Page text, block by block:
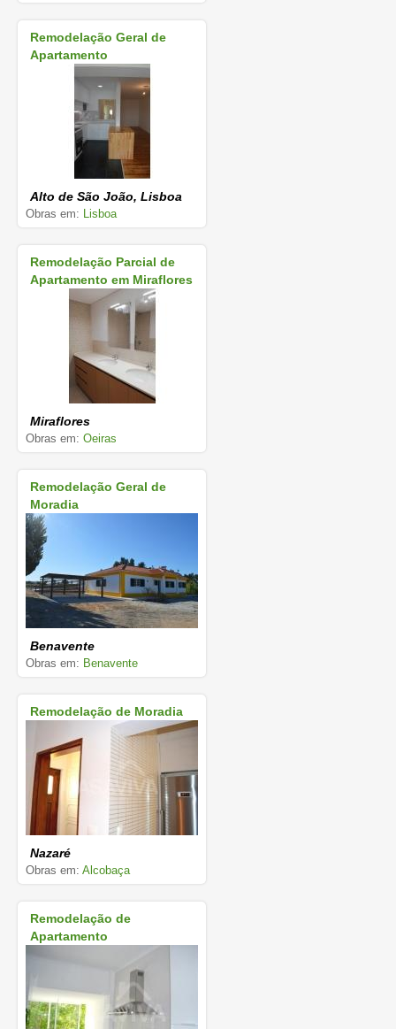
Remodelação Geral de
Apartamento
Alto de São João, Lisboa
Obras em: Lisboa
Remodelação Parcial de
Apartamento em Miraflores
Miraflores
Obras em: Oeiras
Remodelação Geral de
Moradia
Benavente
Obras em: Benavente
Remodelação de Moradia
Nazaré
Obras em: Alcobaça
Remodelação de
Apartamento